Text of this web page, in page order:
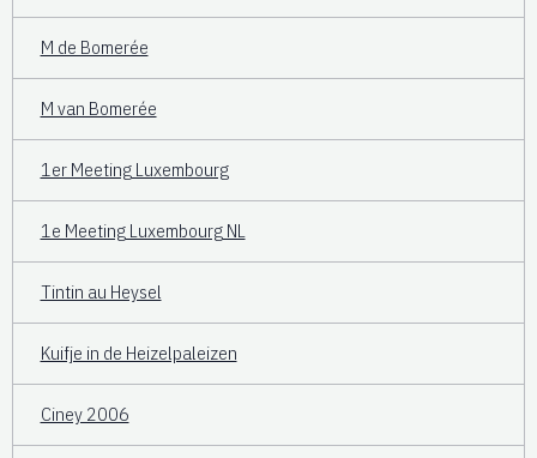
M de Bomerée
M van Bomerée
1er Meeting Luxembourg
1e Meeting Luxembourg NL
Tintin au Heysel
Kuifje in de Heizelpaleizen
Ciney 2006